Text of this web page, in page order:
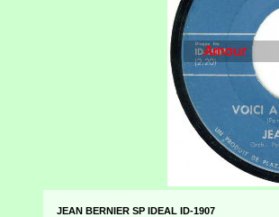
JEAN BERNIER SP IDEAL ID-1907